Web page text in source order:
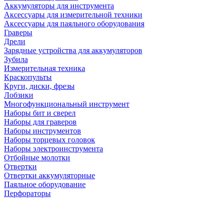
Аккумуляторы для инструмента
Аксессуары для измерительной техники
Аксессуары для паяльного оборудования
Граверы
Дрели
Зарядные устройства для аккумуляторов
Зубила
Измерительная техника
Краскопульты
Круги, диски, фрезы
Лобзики
Многофункциональный инструмент
Наборы бит и сверел
Наборы для граверов
Наборы инструментов
Наборы торцевых головок
Наборы электроинструмента
Отбойные молотки
Отвертки
Отвертки аккумуляторные
Паяльное оборудование
Перфораторы